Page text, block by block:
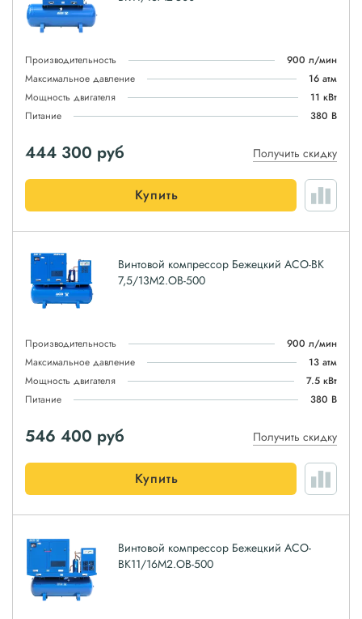
Производительность
900 л/мин
Максимальное давление
16 атм
Мощность двигателя
11 кВт
Питание
380 В
444 300 руб Получить скидку
Купить
Винтовой компрессор Бежецкий АСО-ВК
7,5/13М2.ОВ-500
Производительность
900 л/мин
Максимальное давление
13 атм
Мощность двигателя
7.5 кВт
Питание
380 В
546 400 руб Получить скидку
Купить
Винтовой компрессор Бежецкий АСО-
ВК11/16М2.ОВ-500